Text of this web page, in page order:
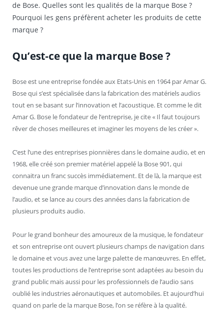
de Bose. Quelles sont les qualités de la marque Bose ?
Pourquoi les gens préfèrent acheter les produits de cette
marque ?
Qu’est-ce que la marque Bose ?
Bose est une entreprise fondée aux Etats-Unis en 1964 par Amar G.
Bose qui s’est spécialisée dans la fabrication des matériels audios
tout en se basant sur l’innovation et l’acoustique. Et comme le dit
Amar G. Bose le fondateur de l’entreprise, je cite « Il faut toujours
rêver de choses meilleures et imaginer les moyens de les créer ».
C’est l’une des entreprises pionnières dans le domaine audio, et en
1968, elle créé son premier matériel appelé la Bose 901, qui
connaitra un franc succès immédiatement. Et de là, la marque est
devenue une grande marque d’innovation dans le monde de
l’audio, et se lance au cours des années dans la fabrication de
plusieurs produits audio.
Pour le grand bonheur des amoureux de la musique, le fondateur
et son entreprise ont ouvert plusieurs champs de navigation dans
le domaine et vous avez une large palette de manœuvres. En effet,
toutes les productions de l’entreprise sont adaptées au besoin du
grand public mais aussi pour les professionnels de l’audio sans
oublié les industries aéronautiques et automobiles. Et aujourd’hui
quand on parle de la marque Bose, l’on se réfère à la qualité.